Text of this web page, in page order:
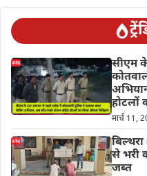
सीएम
होटलों
मार्च 11,
से भरी
जब्त